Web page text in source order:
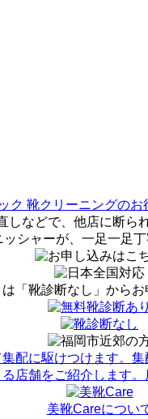
しなどで、 他店に断ら
シャーが、 一足一足
「靴診断なし」からお
美靴Careについ